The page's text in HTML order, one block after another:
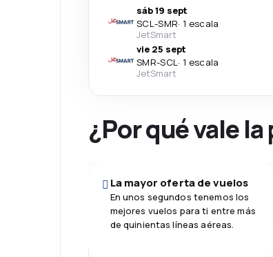
sáb 19 sept
SCL-SMR· 1 escala
JetSmart
vie 25 sept
SMR-SCL· 1 escala
JetSmart
¿Por qué vale
La mayor oferta de vuelos
En unos segundos tenemos los
mejores vuelos para ti entre más
de quinientas líneas aéreas.